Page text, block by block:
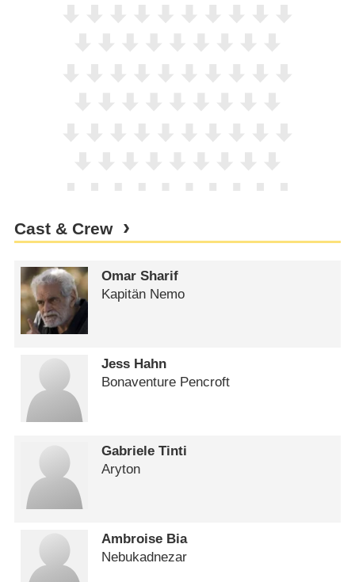
Cast & Crew
Omar Sharif
Kapitän Nemo
Jess Hahn
Bonaventure Pencroft
Gabriele Tinti
Aryton
Ambroise Bia
Nebukadnezar